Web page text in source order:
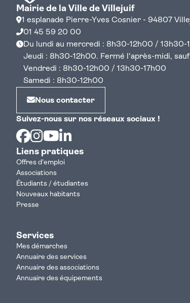
Mairie de la Ville de Villejuif
1 esplanade Pierre-Yves Cosnier - 94807
01 45 59 20 00
Du lundi au mercredi : 8h30-12h00 / 13h30-
Jeudi : 8h30-12h00. Fermé l'après-midi,
Vendredi : 8h30-12h00 / 13h30-17h00
Samedi : 8h30-12h00
Nous contacter
Suivez-nous sur nos réseaux sociaux !
Facebook
Instagram
Youtube
Liens pratiques
Offres d'emploi
Associations
Étudiants / étudiantes
Nouveaux habitants
Presse
Services
Mes démarches
Annuaire des services
Annuaire des associations
Annuaire des équipements